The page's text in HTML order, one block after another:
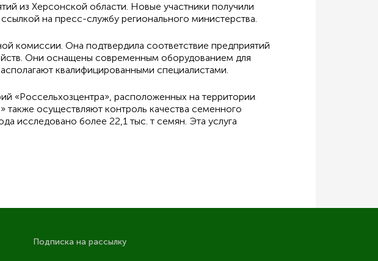
из Херсонской области. Новые участники получили
на пресс-службу регионального министерства.
комиссии. Она подтвердила соответствие предприятий
Они оснащены современным оборудованием для
квалифицированными специалистами.
«Россельхозцентра», расположенных на территории
также осуществляют контроль качества семенного
исследовано более 22,1 тыс. т семян. Эта услуга
Подписка на рассылку